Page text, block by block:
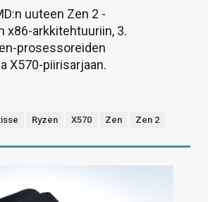
uuteen Zen 2 -
x86-arkkitehtuuriin, 3.
prosessoreiden
X570-piirisarjaan.
Ryzen X570 Zen Zen 2